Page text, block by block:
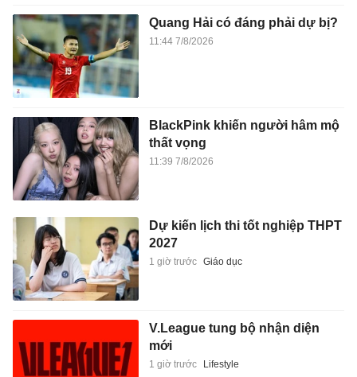
Quang Hải có đáng phải dự bị?
11:44 7/8/2026
BlackPink khiến người hâm mộ
thất vọng
11:39 7/8/2026
Dự kiến lịch thi tốt nghiệp THPT
2027
1 giờ trước Giáo dục
V.League tung bộ nhận diện
mới
1 giờ trước Lifestyle